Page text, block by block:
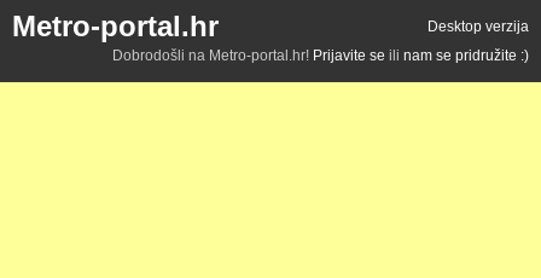
Metro-portal.hr
Desktop verzija
Dobrodošli na Metro-portal.hr! Prijavite se ili nam se pridružite :)